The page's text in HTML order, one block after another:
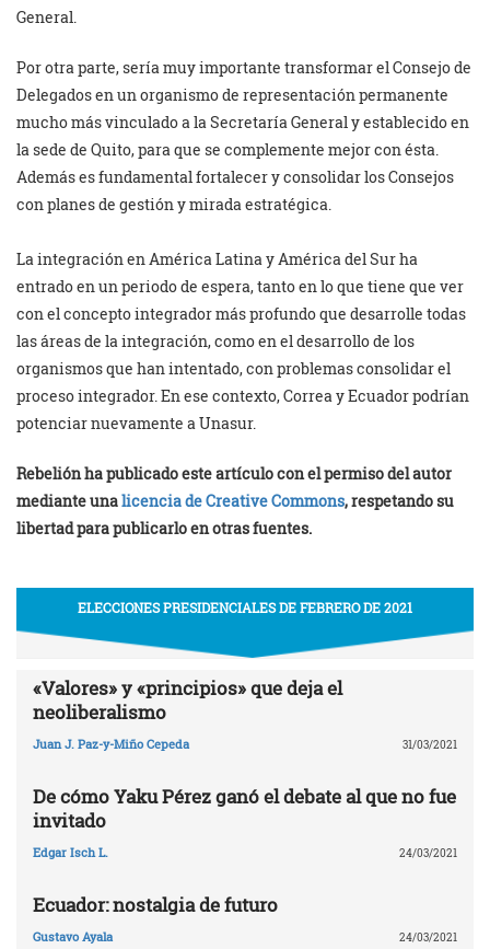
General.
Por otra parte, sería muy importante transformar el Consejo de
Delegados en un organismo de representación permanente
mucho más vinculado a la Secretaría General y establecido en
la sede de Quito, para que se complemente mejor con ésta.
Además es fundamental fortalecer y consolidar los Consejos
con planes de gestión y mirada estratégica.
La integración en América Latina y América del Sur ha
entrado en un periodo de espera, tanto en lo que tiene que ver
con el concepto integrador más profundo que desarrolle todas
las áreas de la integración, como en el desarrollo de los
organismos que han intentado, con problemas consolidar el
proceso integrador. En ese contexto, Correa y Ecuador podrían
potenciar nuevamente a Unasur.
Rebelión ha publicado este artículo con el permiso del autor
mediante unalicencia de Creative Commons, respetando su
libertad para publicarlo en otras fuentes.
ELECCIONES PRESIDENCIALES DE FEBRERO DE 2021
«Valores» y «principios» que deja el
neoliberalismo
Juan J. Paz-y-Miño Cepeda 31/03/2021
De cómo Yaku Pérez ganó el debate al que no fue
invitado
Edgar Isch L. 24/03/2021
Ecuador: nostalgia de futuro
Gustavo Ayala 24/03/2021